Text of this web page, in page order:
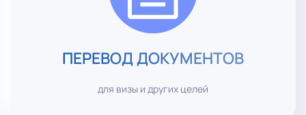
ПЕРЕВОД ДОКУМЕНТОВ
для визы и других целей